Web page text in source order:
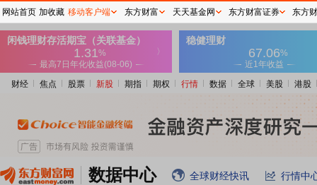
财经 焦点 股票 新股 期指 期权 行情 数据 全球 美股 港股
数据中心 全球财经快讯 行情中
网站首页 加收藏 移动客户端 东方财富 天天基金网 东方财富证券 东方